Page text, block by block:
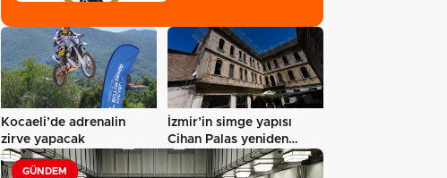
Kocaeli’de adrenalin
zirve yapacak
İzmir’in simge yapısı
Cihan Palas yeniden
hayat buluyor…
GÜNDEM